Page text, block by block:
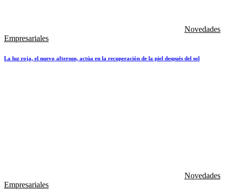
Novedades
Empresariales
La luz roja, el nuevo aftersun, actúa en la recuperación de la piel después del sol
Novedades
Empresariales